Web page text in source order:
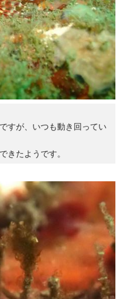
すが、いつも動き回ってい
きたようです。